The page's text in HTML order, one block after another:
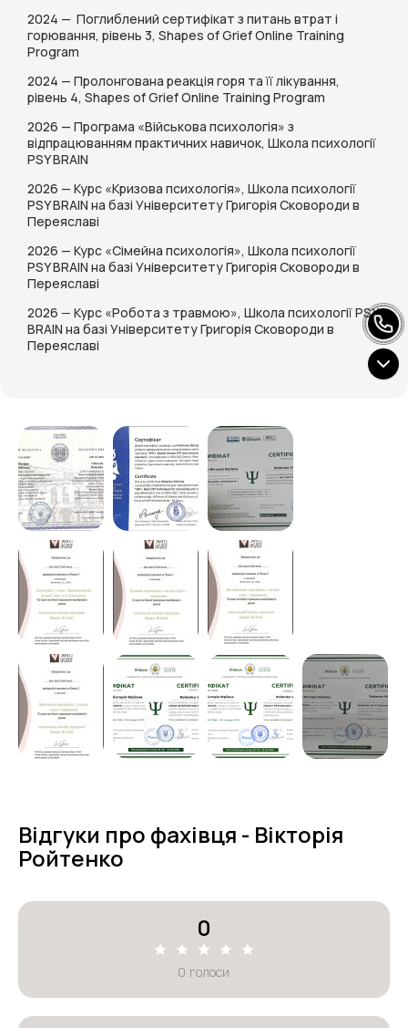
2024 — Поглиблений сертифікат з питань втрат і
горювання, рівень 3, Shapes of Grief Online Training
Program
2024 — Пролонгована реакція горя та її лікування,
рівень 4, Shapes of Grief Online Training Program
2026 — Програма «Військова психологія» з
відпрацюванням практичних навичок, Школа психології
PSY BRAIN
2026 — Курс «Кризова психологія», Школа психології
PSY BRAIN на базі Університету Григорія Сковороди в
Переяславі
2026 — Курс «Сімейна психологія», Школа психології
PSY BRAIN на базі Університету Григорія Сковороди в
Переяславі
2026 — Курс «Робота з травмою», Школа психології PSY
BRAIN на базі Університету Григорія Сковороди в
Переяславі
Відгуки про фахівця - Вікторія
Ройтенко
0
0 голоси